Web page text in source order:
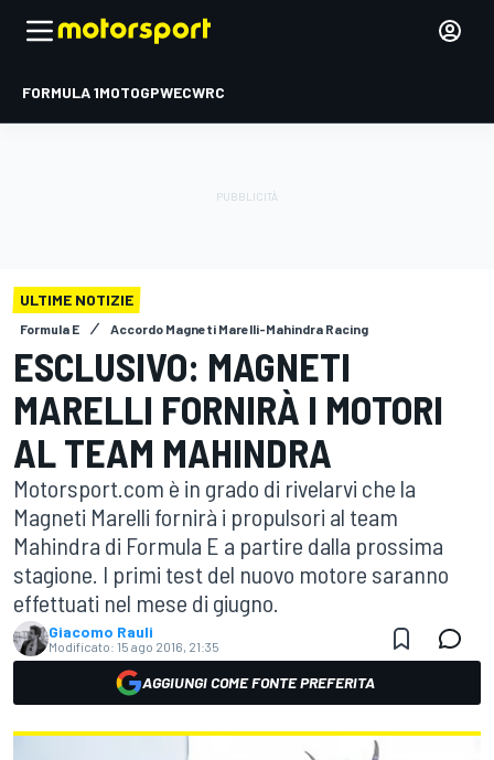
FORMULA 1MOTOGPWECWRC
ULTIME NOTIZIE
Formula E Accordo Magneti Marelli-Mahindra Racing
ESCLUSIVO: MAGNETI
MARELLI FORNIRÀ I MOTORI
AL TEAM MAHINDRA
Motorsport.com è in grado di rivelarvi che la
Magneti Marelli fornirà i propulsori al team
Mahindra di Formula E a partire dalla prossima
stagione. I primi test del nuovo motore saranno
effettuati nel mese di giugno.
Giacomo Rauli
Modificato: 15 ago 2016, 21:35
AGGIUNGI COME FONTE PREFERITA